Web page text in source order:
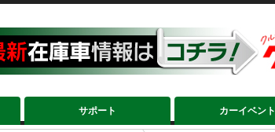
サポート カーイベント